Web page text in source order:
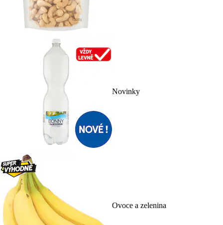
Novinky
Ovoce a zelenina